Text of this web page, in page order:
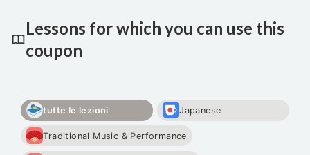
Lessons for which you can use this
coupon
tutte le lezioni Japanese
Traditional Music & Performance